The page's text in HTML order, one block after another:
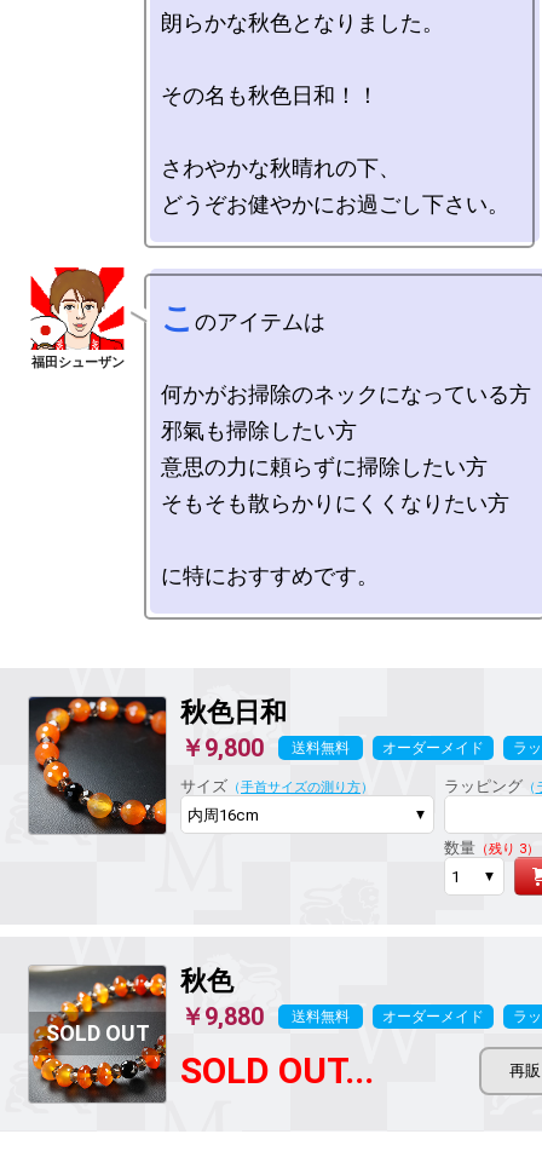
朗らかな秋色となりました。
その名も秋色日和！！
さわやかな秋晴れの下、
こ のアイテムは
何かがお掃除のネックになっている方
邪氣も掃除したい方
意思の力に頼らずに掃除したい方
そもそも散らかりにくくなりたい方
秋色日和
￥9,800 送料無料 オーダーメイド ラ
サイズ （手首サイズの測り方） ラッピング（
数量（残り 3）
秋色
￥9,880 送料無料 オーダーメイド ラ
SOLD OUT...